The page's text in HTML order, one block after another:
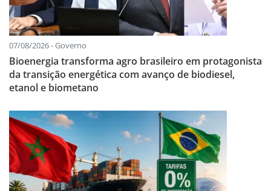
07/08/2026 - Governo
Bioenergia transforma agro brasileiro em protagonista
da transição energética com avanço de biodiesel,
etanol e biometano